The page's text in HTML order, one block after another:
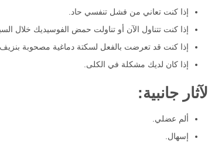
إذا كنت تعاني من فشل تنفسي حاد.
إذا كنت تتناول الآن أو تناولت حمض الفوسيديك خلال
إذا كنت قد تعرضت بالفعل لسكتة دماغية مصحوبة
إذا كان لديك مشكلة في الكلى.
الآثار جانبية:
ألم عضلي.
إسهال.